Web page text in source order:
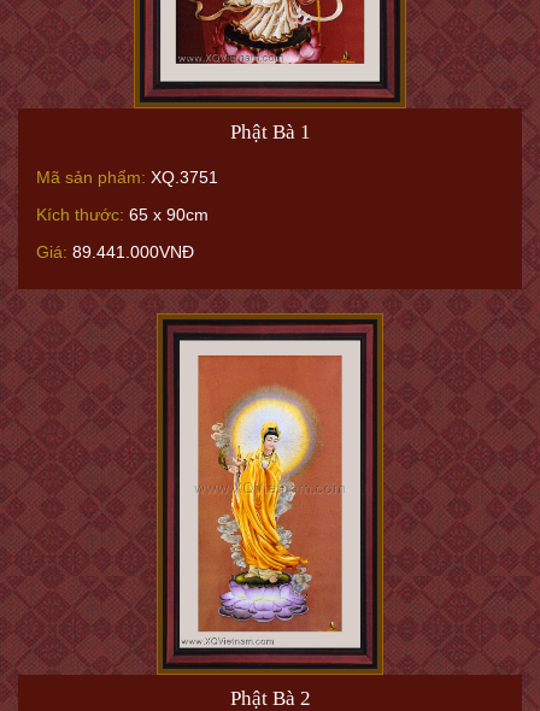
Phật Bà 1
Mã sản phẩm: XQ.3751
Kích thước: 65 x 90cm
Giá: 89.441.000VNĐ
Phật Bà 2